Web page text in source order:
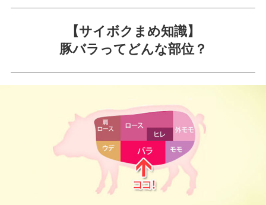
【サイボクまめ知識】
豚バラってどんな部位？